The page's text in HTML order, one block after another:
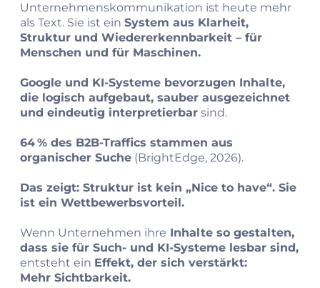
Unternehmenskommunikation ist heute mehr
als Text. Sie ist ein System aus Klarheit,
Struktur und Wiedererkennbarkeit – für
Menschen und für Maschinen.
Google und KI‑Systeme bevorzugen Inhalte,
die logisch aufgebaut, sauber ausgezeichnet
und eindeutig interpretierbar sind.
64 % des B2B‑Traffics stammen aus
organischer Suche (BrightEdge, 2026).
Das zeigt: Struktur ist kein „Nice to have“. Sie
ist ein Wettbewerbsvorteil.
Wenn Unternehmen ihre Inhalte so gestalten,
dass sie für Such- und KI‑Systeme lesbar sind,
entsteht ein Effekt, der sich verstärkt:
Mehr Sichtbarkeit.